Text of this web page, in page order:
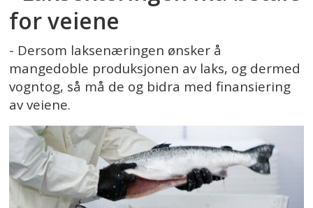
for veiene
- Dersom laksenæringen ønsker å
mangedoble produksjonen av laks, og dermed
vogntog, så må de og bidra med finansiering
av veiene.